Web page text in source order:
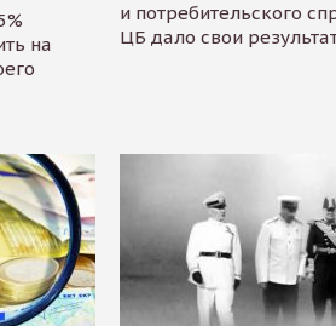
на
и потребительского
ЦБ дало свои